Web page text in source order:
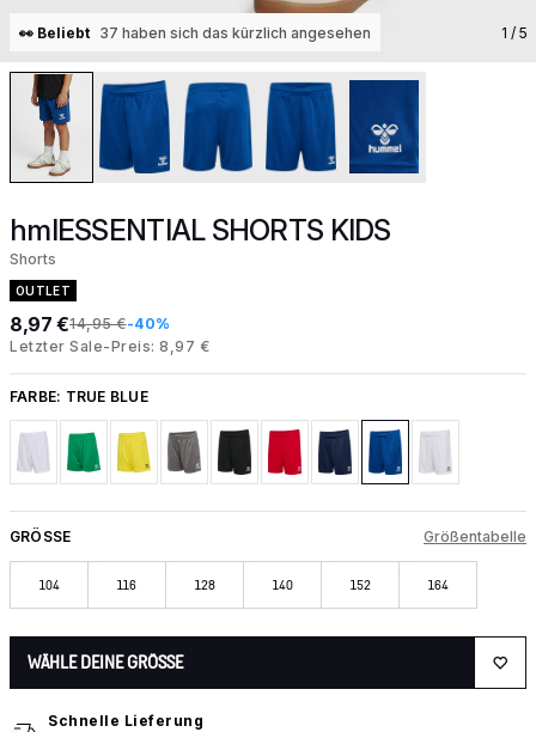
👀 Beliebt 37 haben sich das kürzlich angesehen 1 / 5
hmlESSENTIAL SHORTS KIDS
Shorts
OUTLET
8,97 €14,95 €-40%
Letzter Sale-Preis: 8,97 €
FARBE: TRUE BLUE
GRÖSSE Größentabelle
104 116 128 140 152 164
WÄHLE DEINE GRÖSSE
Schnelle Lieferung